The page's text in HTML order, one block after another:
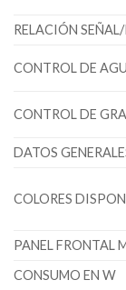
RELACIÓN
CONTROL DE
CONTROL DE
DATOS
COLORES
PANEL FRONTAL
CONSUMO EN W